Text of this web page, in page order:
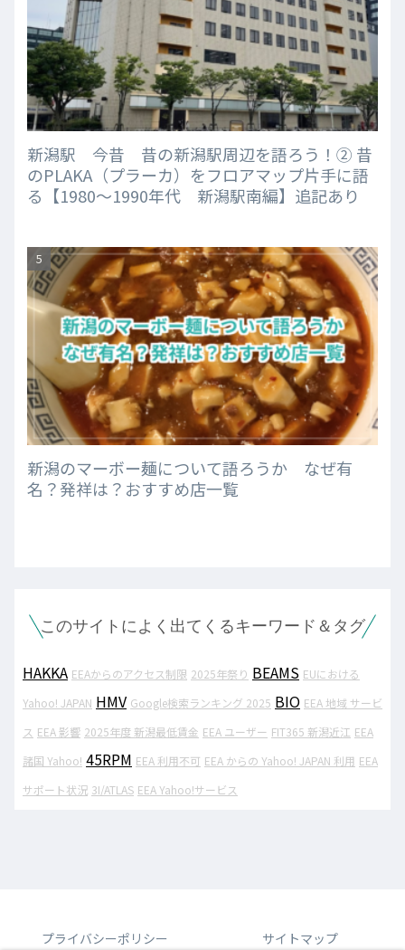
新潟駅 今昔 昔の新潟駅周辺を語ろう！② 昔
のPLAKA（プラーカ）をフロアマップ片手に語
る【1980～1990年代 新潟駅南編】追記あり
新潟のマーボー麺について語ろうか なぜ有
名？発祥は？おすすめ店一覧
このサイトによく出てくるキーワード＆タグ
HAKKA EEAからのアクセス制限 2025年祭り BEAMS EUにおける
Yahoo! JAPAN HMV Google検索ランキング 2025 BIO EEA 地域 サービ
ス EEA 影響 2025年度 新潟最低賃金 EEA ユーザー FIT365 新潟近江 EEA
諸国 Yahoo! 45RPM EEA 利用不可 EEA からの Yahoo! JAPAN 利用 EEA
サポート状況 3I/ATLAS EEA Yahoo!サービス
プライバシーポリシー サイトマップ